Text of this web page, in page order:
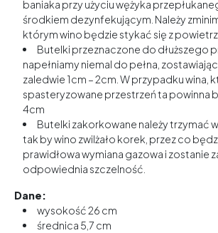
baniaka przy użyciu wężyka
środkiem dezynfekującym. Należy
którym wino będzie stykać się z
Butelki przeznaczone do dłuższego
napełniamy niemal do pełna,
zaledwie 1cm – 2cm. W przypadku wina,
spasteryzowane przestrzeń ta powinna
4cm
Butelki zakorkowane należy trzymać
tak by wino zwilżało korek, przez co
prawidłowa wymiana gazowa i zostanie
odpowiednia szczelność.
Dane:
wysokość 26 cm
średnica 5,7 cm